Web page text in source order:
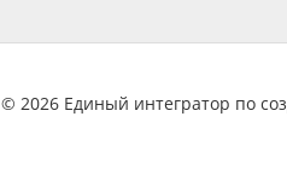
© 2026 Единый интегратор по